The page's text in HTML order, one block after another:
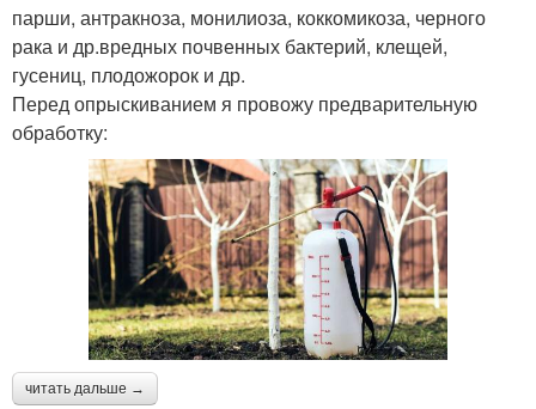
парши, антракноза, монилиоза, коккомикоза, черного
рака и др.вредных почвенных бактерий, клещей,
гусениц, плодожорок и др.
Перед опрыскиванием я провожу предварительную
обработку:
читать дальше →